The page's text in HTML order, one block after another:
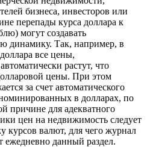
бизнеса, инвесторов или
перепады курса доллара к
могут создавать
динамику. Так, например, в
все цены,
растут, что
цены. При этом
за счет автоматического
в долларах, по
причине для адекватного
цен на недвижимость следует
курсов валют, для чего журнал
ежедневно данный раздел.